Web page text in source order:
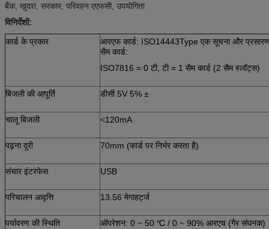
बैंक, खुदरा, सरकार, परिवहन एएफसी, उपयोगिता
विनिर्देशों:
कार्ड के प्रकार
आरएफ कार्ड: ISO14443Type एक सूचना और प्रसारण
सैम कार्ड:
ISO7816 = 0 टी, टी = 1 सैम कार्ड (2 सैम स्लॉट्स)
बिजली की आपूर्ति डीसी 5V 5% ±
चालू बिजली <120mA
पढ़ना दूरी 70mm (कार्ड पर निर्भर करता है)
संचार इंटरफेस USB
परिचालन आवृत्ति 13.56 मेगाहर्ट्ज
पर्यावरण की स्थिति
ऑपरेशन: 0 ~ 50 ℃ / 0 ~ 90% आरएच (गैर संघनक)